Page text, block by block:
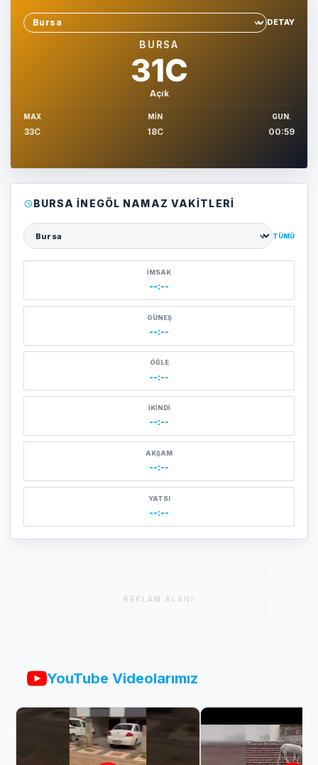
Sehir sec
DETAY
BURSA
31C
Açık
MAX
33C
MIN
18C
GUN.
00:59
BURSA İNEGÖL NAMAZ VAKITLERI
Şehir seçin
TÜMÜ
İMSAK
--:--
GÜNEŞ
--:--
ÖĞLE
--:--
İKINDI
--:--
AKŞAM
--:--
YATSI
--:--
REKLAM ALANI
YouTube Videolarımız